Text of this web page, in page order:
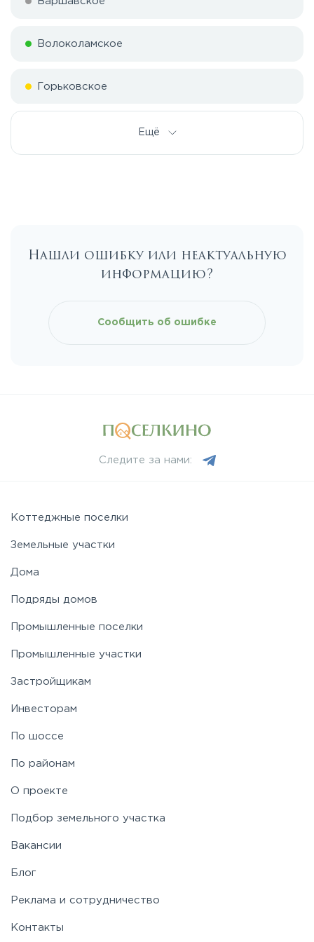
Волоколамское
Горьковское
Каширское
Новорижское
Носовихинское
Рогачёвское
Таракановское
Щелковское
Ещё
Нашли ошибку или неактуальную
информацию?
Сообщить об ошибке
Следите за нами:
Коттеджные поселки
Земельные участки
Дома
Подряды домов
Промышленные поселки
Промышленные участки
Застройщикам
Инвесторам
По шоссе
По районам
О проекте
Подбор земельного участка
Вакансии
Блог
Реклама и сотрудничество
Контакты